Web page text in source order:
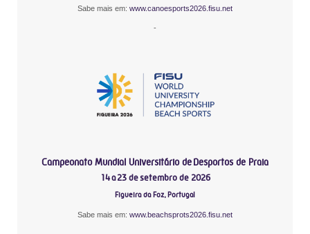
Sabe mais em: www.canoesports2026.fisu.net
-
Campeonato Mundial Universitário de Desportos de Praia
14 a 23 de setembro de 2026
Figueira da Foz, Portugal
Sabe mais em: www.beachsprots2026.fisu.net